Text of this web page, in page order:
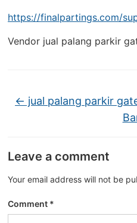
https://finalpartings.com/
Vendor jual palang parkir
← jual palang parkir
Leave a comment
Your email address will not be
Comment *